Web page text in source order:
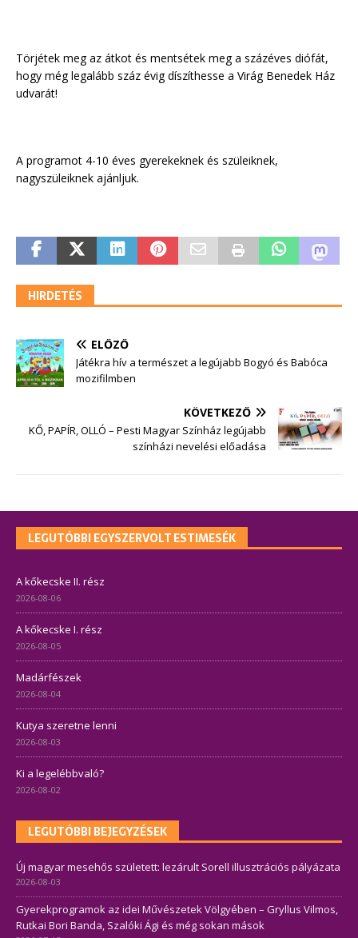
Törjétek meg az átkot és mentsétek meg a százéves diófát,
hogy még legalább száz évig díszíthesse a Virág Benedek Ház
udvarát!
A programot 4-10 éves gyerekeknek és szüleiknek,
nagyszüleiknek ajánljuk.
HIRDETÉS
ELŐZŐ
Játékra hív a természet a legújabb Bogyó és Babóca
mozifilmben
KÖVETKEZŐ
KŐ, PAPÍR, OLLÓ – Pesti Magyar Színház legújabb
színházi nevelési előadása
LEGUTÓBBI EGYSZERVOLT ESTIMESÉK
A kőkecske II. rész
2026-08-06
A kőkecske I. rész
2026-08-05
Madárfészek
2026-08-04
Kutya szeretne lenni
2026-08-03
Ki a legelébbvaló?
2026-08-02
LEGUTÓBBI BEJEGYZÉSEK
Új magyar mesehős született: lezárult Sorell illusztrációs pályázata
2026-08-03
Gyerekprogramok az idei Művészetek Völgyében – Gryllus Vilmos,
Rutkai Bori Banda, Szalóki Ági és még sokan mások